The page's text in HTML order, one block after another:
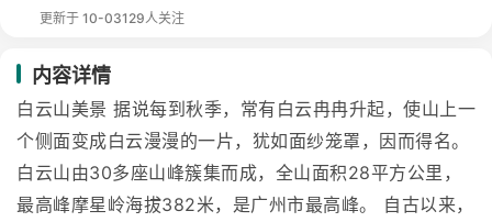
更新于 10-03129人关注
内容详情
白云山美景 据说每到秋季，常有白云冉冉升起，使山上一
个侧面变成白云漫漫的一片，犹如面纱笼罩，因而得名。
白云山由30多座山峰簇集而成，全山面积28平方公里，
最高峰摩星岭海拔382米，是广州市最高峰。 自古以来，